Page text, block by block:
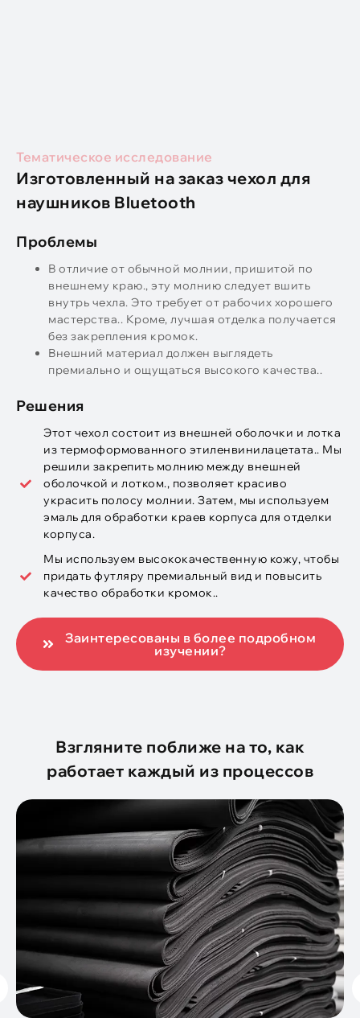
Тематическое исследование
Изготовленный на заказ чехол для
наушников Bluetooth
Проблемы
В отличие от обычной молнии, пришитой по
внешнему краю., эту молнию следует вшить
внутрь чехла. Это требует от рабочих хорошего
мастерства.. Кроме, лучшая отделка получается
без закрепления кромок.
Внешний материал должен выглядеть
премиально и ощущаться высокого качества..
Решения
Этот чехол состоит из внешней оболочки и лотка
из термоформованного этиленвинилацетата.. Мы
решили закрепить молнию между внешней
оболочкой и лотком., позволяет красиво
украсить полосу молнии. Затем, мы используем
эмаль для обработки краев корпуса для отделки
корпуса.
Мы используем высококачественную кожу, чтобы
придать футляру премиальный вид и повысить
качество обработки кромок..
Заинтересованы в более подробном
изучении?
Взгляните поближе на то, как
работает каждый из процессов